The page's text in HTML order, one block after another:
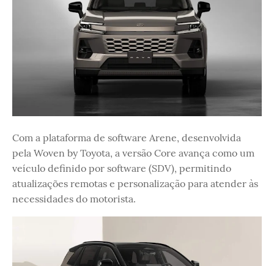
Com a plataforma de software Arene, desenvolvida
pela Woven by Toyota, a versão Core avança como um
veículo definido por software (SDV), permitindo
atualizações remotas e personalização para atender às
necessidades do motorista.